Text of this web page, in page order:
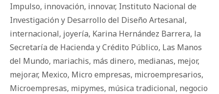
Impulso, innovación, innovar, Instituto Nacional de
Investigación y Desarrollo del Diseño Artesanal,
internacional, joyería, Karina Hernández Barrera, la
Secretaría de Hacienda y Crédito Público, Las Manos
del Mundo, mariachis, más dinero, medianas, mejor,
mejorar, Mexico, Micro empresas, microempresarios,
Microempresas, mipymes, música tradicional, negocio